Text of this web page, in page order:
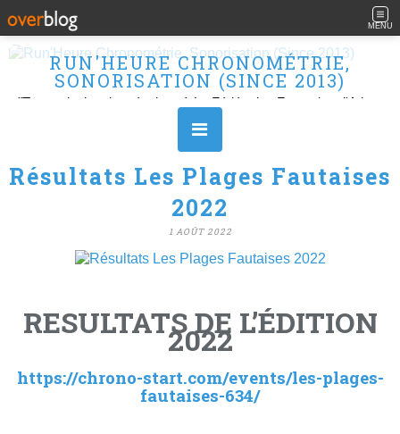
MENU
RUN'HEURE CHRONOMÉTRIE,
SONORISATION (SINCE 2013)
Résultats Les Plages Fautaises
2022
1 AOÛT 2022
RESULTATS DE L’ÉDITION
2022
https://chrono-start.com/events/les-plages-
fautaises-634/